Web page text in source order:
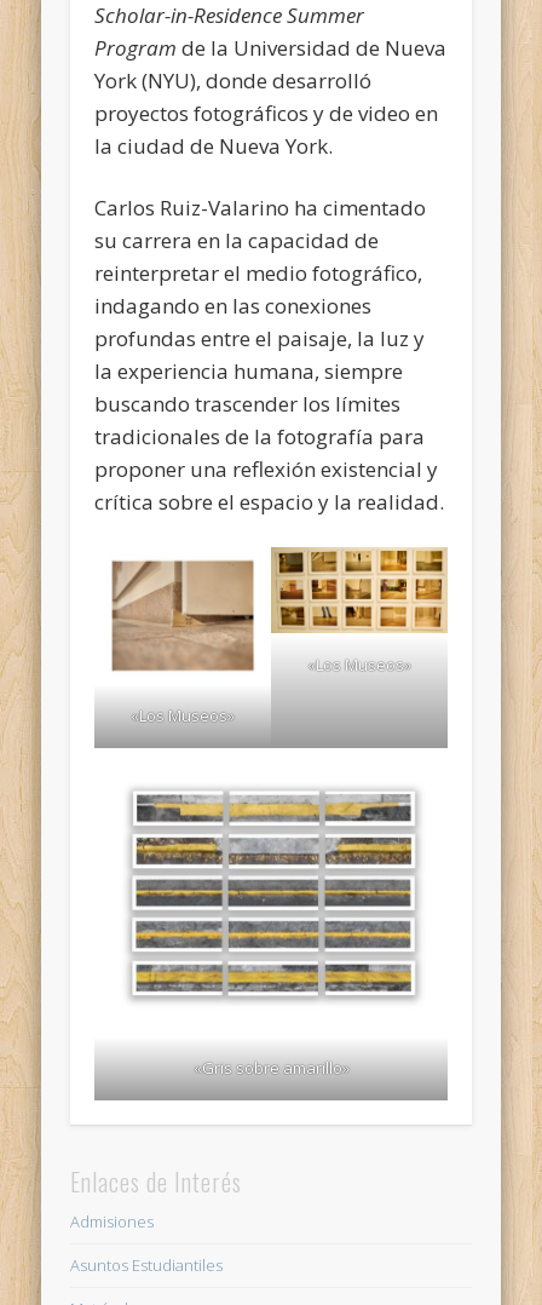
Scholar-in-Residence Summer
Program de la Universidad de Nueva
York (NYU), donde desarrolló
proyectos fotográficos y de video en
la ciudad de Nueva York.
Carlos Ruiz-Valarino ha cimentado
su carrera en la capacidad de
reinterpretar el medio fotográfico,
indagando en las conexiones
profundas entre el paisaje, la luz y
la experiencia humana, siempre
buscando trascender los límites
tradicionales de la fotografía para
proponer una reflexión existencial y
crítica sobre el espacio y la realidad.
«Los Museos»
«Los Museos»
«Gris sobre amarillo»
Enlaces de Interés
Admisiones
Asuntos Estudiantiles